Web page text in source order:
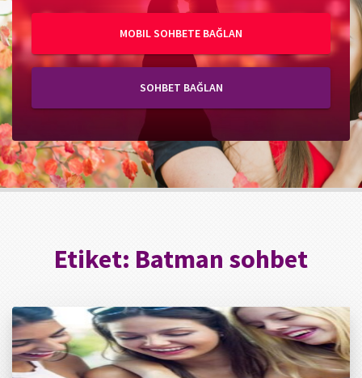
MOBIL SOHBETE BAĞLAN
SOHBET BAĞLAN
Etiket: Batman sohbet